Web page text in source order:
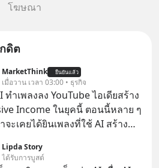
โฆษณา
ดิต
MarketThink ยืนยันแล้ว
เมื่อวาน เวลา 03:00 • ธุรกิจ
ทำเพลงลง YouTube ไอเดียสร้าง
Income ในยุคนี้ ตอนนี้หลาย ๆ
จะเคยได้ยินเพลงที่ใช้ AI สร้าง
า” จากช่องชื่อว่า UNHEARD
Lipda Story
ได้รับการบูสต์